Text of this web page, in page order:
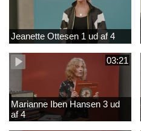
Jeanette Ottesen 1 ud af 4
03:21
Marianne Iben Hansen 3 ud
af 4